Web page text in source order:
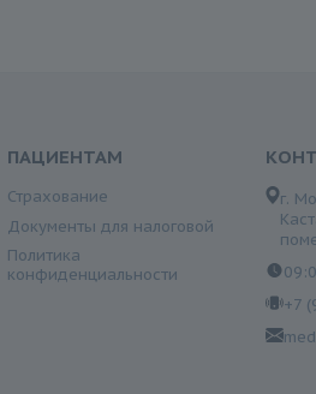
ПАЦИЕНТАМ
Страхование
Документы для налоговой
Политика
конфиденциальности
г.
+7